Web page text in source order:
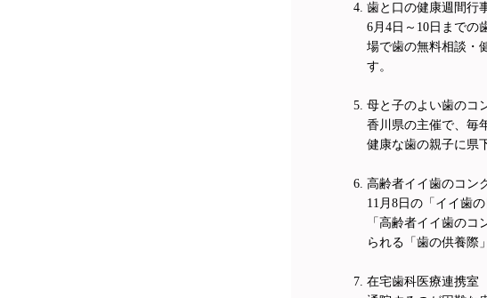
歯と口の健康週間行
6月4日～10日までの
場で歯の無料相談・
す。
母と子のよい歯のコ
香川県の主催で、毎
健康な歯の親子に県
高齢者イイ歯のコン
11月8日の「イイ歯
「高齢者イイ歯の
られる「歯の供養際
在宅歯科医療連携室